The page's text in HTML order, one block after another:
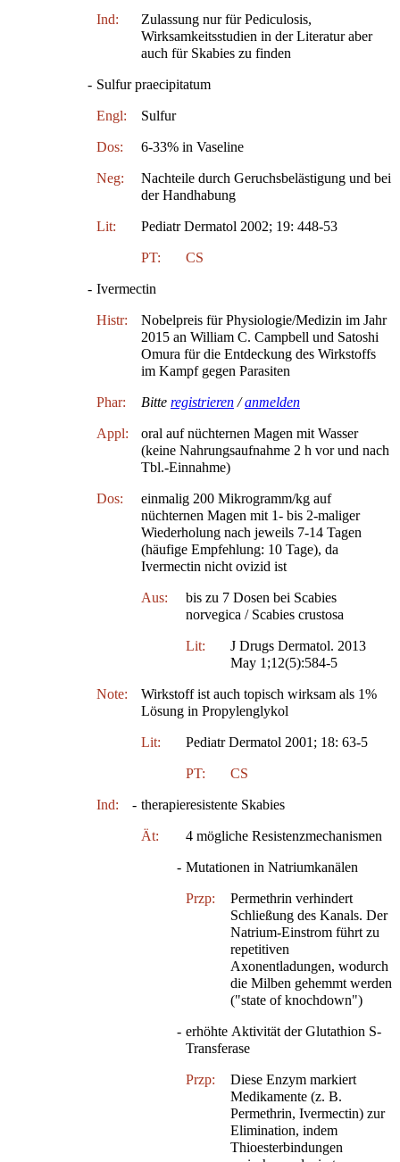
Ind:
Zulassung nur für Pediculosis,
Wirksamkeitsstudien in der Literatur aber
auch für Skabies zu finden
- Sulfur praecipitatum
Engl: Sulfur
Dos: 6-33% in Vaseline
Neg:
Nachteile durch Geruchsbelästigung und bei
der Handhabung
Lit: Pediatr Dermatol 2002; 19: 448-53
PT: CS
- Ivermectin
Histr:
Nobelpreis für Physiologie/Medizin im Jahr
2015 an William C. Campbell und Satoshi
Omura für die Entdeckung des Wirkstoffs
im Kampf gegen Parasiten
Phar: Bitte registrieren /anmelden
Appl:
oral auf nüchternen Magen mit Wasser
(keine Nahrungsaufnahme 2 h vor und nach
Tbl.-Einnahme)
Dos:
einmalig 200 Mikrogramm/kg auf
nüchternen Magen mit 1- bis 2-maliger
Wiederholung nach jeweils 7-14 Tagen
(häufige Empfehlung: 10 Tage), da
Ivermectin nicht ovizid ist
Aus:
bis zu 7 Dosen bei Scabies
norvegica / Scabies crustosa
Lit:
J Drugs Dermatol. 2013
May 1;12(5):584-5
Note:
Wirkstoff ist auch topisch wirksam als 1%
Lösung in Propylenglykol
Lit: Pediatr Dermatol 2001; 18: 63-5
PT: CS
Ind: - therapieresistente Skabies
Ät: 4 mögliche Resistenzmechanismen
- Mutationen in Natriumkanälen
Przp:
Permethrin verhindert
Schließung des Kanals. Der
Natrium-Einstrom führt zu
repetitiven
Axonentladungen, wodurch
die Milben gehemmt werden
("state of knochdown")
- erhöhte Aktivität der Glutathion S-
Transferase
Przp:
Diese Enzym markiert
Medikamente (z. B.
Permethrin, Ivermectin) zur
Elimination, indem
Thioesterbindungen